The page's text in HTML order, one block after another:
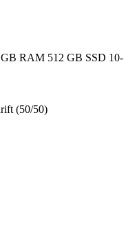
RAM 512 GB SSD 10-
(50/50)